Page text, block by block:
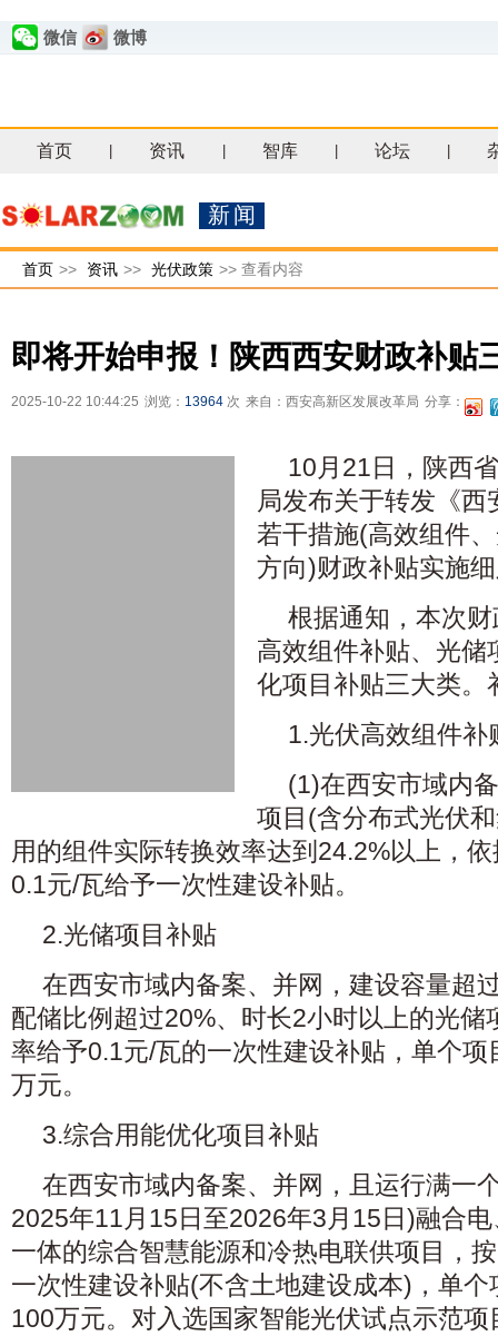
微信 微博
首页 资讯 智库 论坛
新闻
首页 >> 资讯 >> 光伏政策 >> 查看内容
即将开始申报！陕西西安财政补贴
2025-10-22 10:44:25 浏览： 13964 次 来自：西安高新区发展改革局 分享：
10月21日，陕西
局发布关于转发《
若干措施(高效组件
方向)财政补贴实施
根据通知，本次
高效组件补贴、光储
化项目补贴三大类。
1.光伏高效组件补
(1)在西安市域内
项目(含分布式光伏
用的组件实际转换效率达到24.2%以上，
0.1元/瓦给予一次性建设补贴。
2.光储项目补贴
在西安市域内备案、并网，建设容量超
配储比例超过20%、时长2小时以上的光储
率给予0.1元/瓦的一次性建设补贴，单个
万元。
3.综合用能优化项目补贴
在西安市域内备案、并网，且运行满一
2025年11月15日至2026年3月15日)融合
一体的综合智慧能源和冷热电联供项目，
一次性建设补贴(不含土地建设成本)，单
100万元。对入选国家智能光伏试点示范